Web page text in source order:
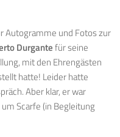
Autogramme und Fotos zur
Durgantefür seine
mit den Ehrengästen
hatte! Leider hatte
Aber klar, er war
Scarfe (in Begleitung